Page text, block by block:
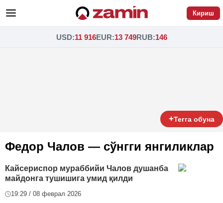
Кириш
USD:11 916EUR:13 749RUB:146
+Тегга обуна
Федор Чалов — сўнгги янгиликлар
Кайсериспор мураббийи Чалов душанба
майдонга тушишига умид қилди
19:29 / 08 феврал 2026